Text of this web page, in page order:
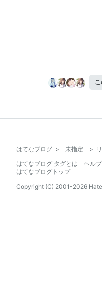
こ
はてなブログ > 未指定 >
はてなブログ タグとは
ヘルプ
はてなブログトップ
Copyright (C) 2001-2026